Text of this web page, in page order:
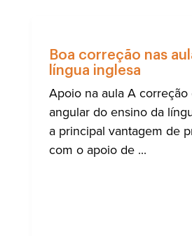
Boa correção nas
língua inglesa
Apoio na aula A correção
angular do ensino da
a principal vantagem de
com o apoio de ...